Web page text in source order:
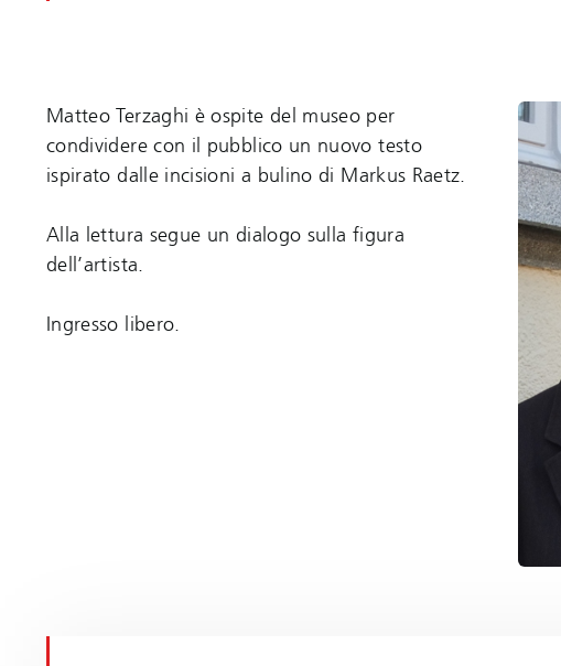
Matteo Terzaghi è ospite del museo per
condividere con il pubblico un nuovo testo
ispirato dalle incisioni a bulino di Markus Raetz.
Alla lettura segue un dialogo sulla figura
dell’artista.
Ingresso libero.